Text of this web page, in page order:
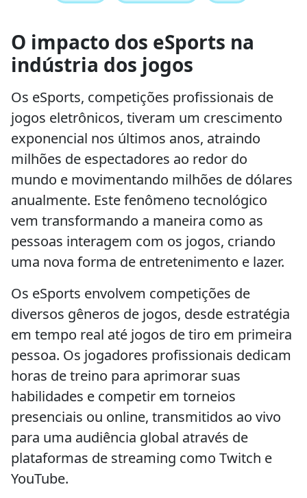
O impacto dos eSports na
indústria dos jogos
Os eSports, competições profissionais de
jogos eletrônicos, tiveram um crescimento
exponencial nos últimos anos, atraindo
milhões de espectadores ao redor do
mundo e movimentando milhões de dólares
anualmente. Este fenômeno tecnológico
vem transformando a maneira como as
pessoas interagem com os jogos, criando
uma nova forma de entretenimento e lazer.
Os eSports envolvem competições de
diversos gêneros de jogos, desde estratégia
em tempo real até jogos de tiro em primeira
pessoa. Os jogadores profissionais dedicam
horas de treino para aprimorar suas
habilidades e competir em torneios
presenciais ou online, transmitidos ao vivo
para uma audiência global através de
plataformas de streaming como Twitch e
YouTube.